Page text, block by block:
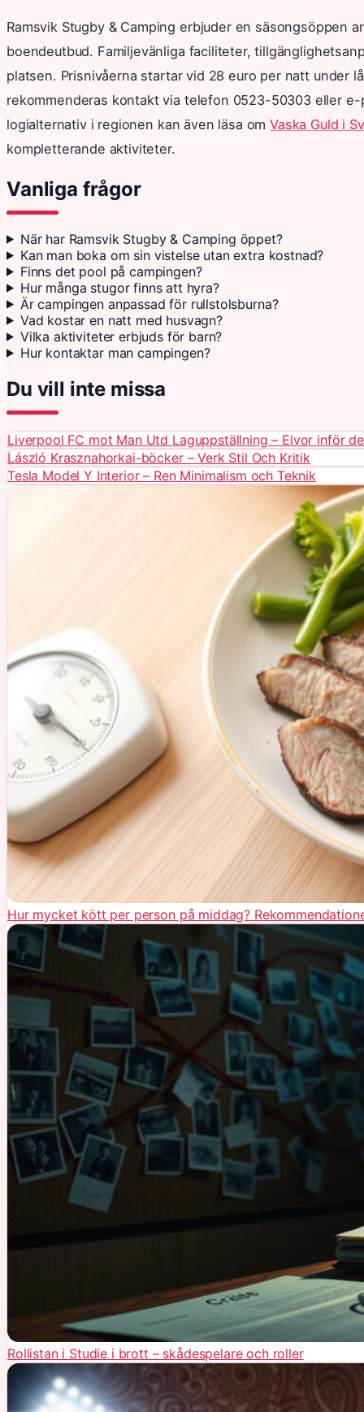
Ramsvik Stugby & Camping erbjuder en säsongsöppen
boendeutbud. Familjevänliga faciliteter,
platsen. Prisnivåerna startar vid 28 euro per natt under
rekommenderas kontakt via telefon 0523-50303 eller
logialternativ i regionen kan även läsa omVaska Guld i
kompletterande aktiviteter.
Vanliga frågor
När har Ramsvik Stugby & Camping öppet?
Kan man boka om sin vistelse utan extra kostnad?
Finns det pool på campingen?
Hur många stugor finns att hyra?
Är campingen anpassad för rullstolsburna?
Vad kostar en natt med husvagn?
Vilka aktiviteter erbjuds för barn?
Hur kontaktar man campingen?
Du vill inte missa
Liverpool FC mot Man Utd Laguppställning – Elvor inför
László Krasznahorkai-böcker – Verk Stil Och Kritik
Tesla Model Y Interior – Ren Minimalism och Teknik
Hur mycket kött per person på middag?
Rollistan i Studie i brott – skådespelare och roller